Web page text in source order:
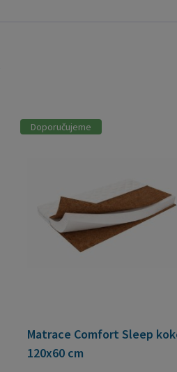
Doporučujeme
Matrace Comfort Sleep
120x60 cm